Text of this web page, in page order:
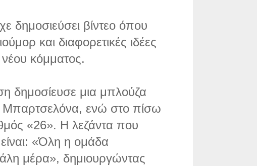
δημοσιεύσει βίντεο όπου
και διαφορετικές ιδέες
κόμματος.
δημοσίευσε μια μπλούζα
Μπαρτσελόνα, ενώ στο πίσω
«26». Η λεζάντα που
«Όλη η ομάδα
μέρα», δημιουργώντας